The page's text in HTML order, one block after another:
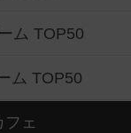
ム TOP50
ム TOP50
フェ